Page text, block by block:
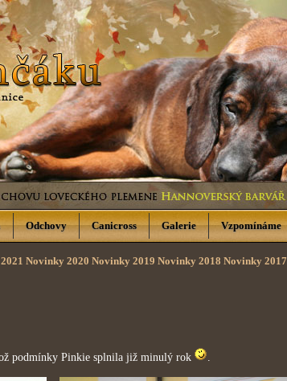
Novinky 2020 Novinky 2019 Novinky 2018 Novinky 2017
podmínky Pinkie splnila již minulý rok .
Odchovy Canicross Galerie Vzpomínáme